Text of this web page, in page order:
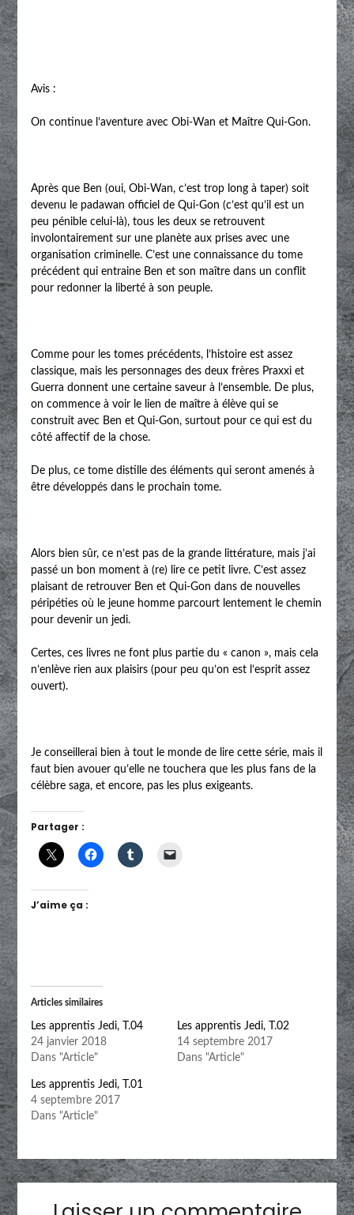
Avis :
On continue l’aventure avec Obi-Wan et Maître Qui-Gon.
Après que Ben (oui, Obi-Wan, c’est trop long à taper) soit
devenu le padawan officiel de Qui-Gon (c’est qu’il est un
peu pénible celui-là), tous les deux se retrouvent
involontairement sur une planète aux prises avec une
organisation criminelle. C’est une connaissance du tome
précédent qui entraine Ben et son maître dans un conflit
pour redonner la liberté à son peuple.
Comme pour les tomes précédents, l’histoire est assez
classique, mais les personnages des deux frères Praxxi et
Guerra donnent une certaine saveur à l’ensemble. De plus,
on commence à voir le lien de maître à élève qui se
construit avec Ben et Qui-Gon, surtout pour ce qui est du
côté affectif de la chose.
De plus, ce tome distille des éléments qui seront amenés à
être développés dans le prochain tome.
Alors bien sûr, ce n’est pas de la grande littérature, mais j’ai
passé un bon moment à (re) lire ce petit livre. C’est assez
plaisant de retrouver Ben et Qui-Gon dans de nouvelles
péripéties où le jeune homme parcourt lentement le chemin
pour devenir un jedi.
Certes, ces livres ne font plus partie du « canon », mais cela
n’enlève rien aux plaisirs (pour peu qu’on est l’esprit assez
ouvert).
Je conseillerai bien à tout le monde de lire cette série, mais il
faut bien avouer qu’elle ne touchera que les plus fans de la
célèbre saga, et encore, pas les plus exigeants.
Partager :
J’aime ça :
Articles similaires
Les apprentis Jedi, T.04
24 janvier 2018
Dans "Article"
Les apprentis Jedi, T.02
14 septembre 2017
Dans "Article"
Les apprentis Jedi, T.01
4 septembre 2017
Dans "Article"